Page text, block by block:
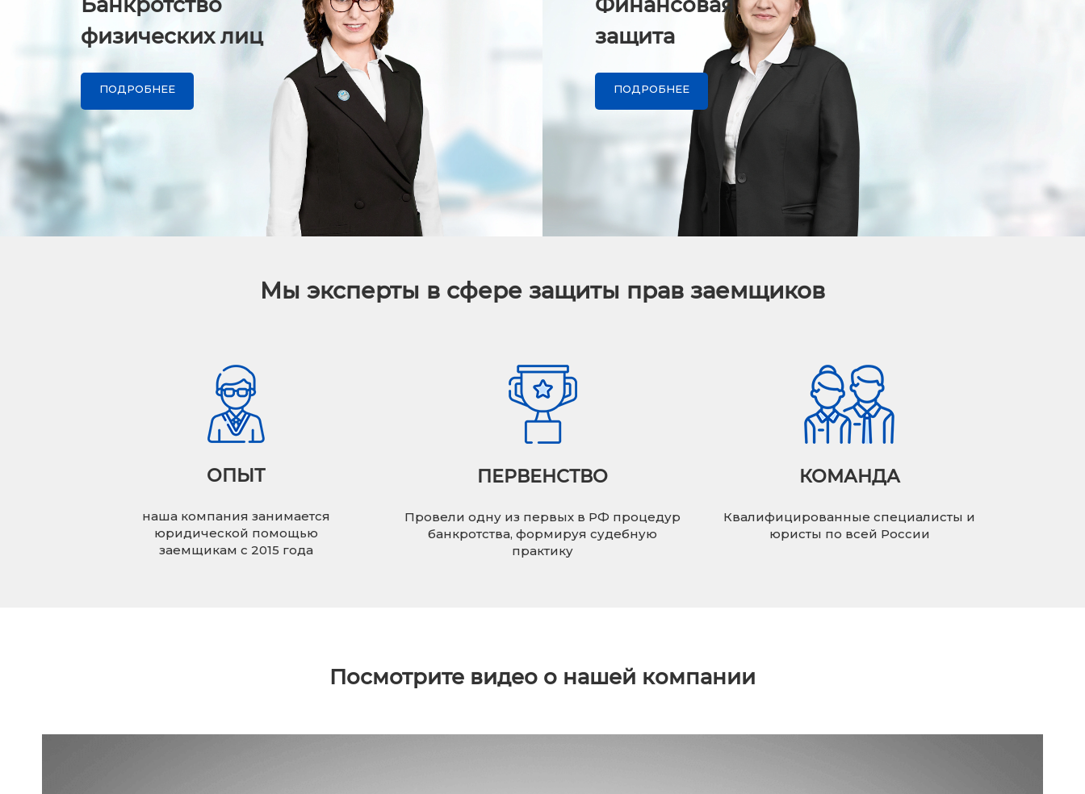
физических лиц
ПОДРОБНЕЕ
защита
ПОДРОБНЕЕ
Мы эксперты в сфере защиты прав заемщиков
ОПЫТ
наша компания занимается
юридической помощью
заемщикам с 2015 года
ПЕРВЕНСТВО
Провели одну из первых в РФ процедур
банкротства, формируя судебную
практику
КОМАНДА
Квалифицированные специалисты и
юристы по всей России
Посмотрите видео о нашей компании